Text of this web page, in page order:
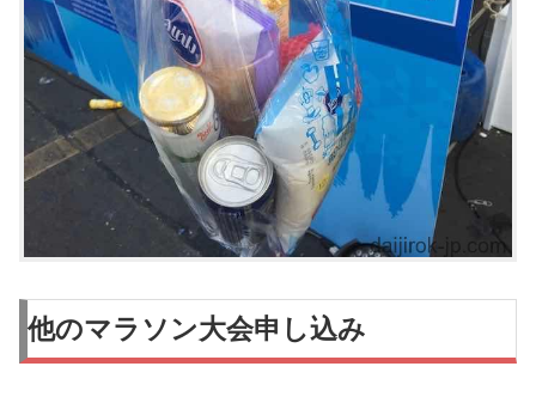
他のマラソン大会申し込み